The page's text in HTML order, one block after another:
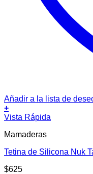
Añadir a la lista de
+
Vista Rápida
Mamaderas
Tetina de Silicona Nuk
$625